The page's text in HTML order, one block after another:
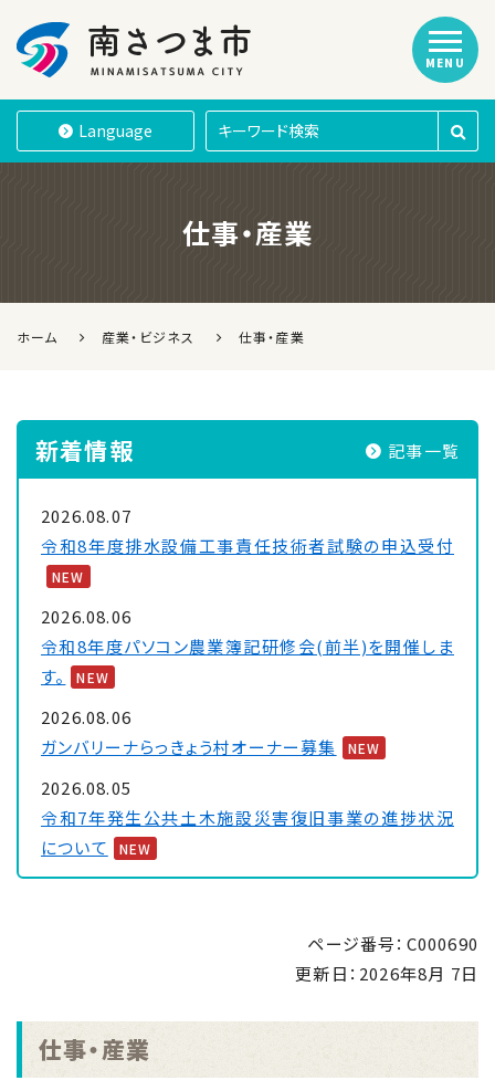
南さつま市
Language
MENU
仕事・産業
ホーム 産業・ビジネス 仕事・産業
新着情報 記事一覧
2026.08.07
令和8年度排水設備工事責任技術者試験の申込受付
NEW
2026.08.06
令和8年度パソコン農業簿記研修会(前半)を開催しま
す。
NEW
2026.08.06
ガンバリーナらっきょう村オーナー募集
NEW
2026.08.05
令和7年発生公共土木施設災害復旧事業の進捗状況
について
NEW
■条件付一般競争入札(総合評価方式) 8月24日入
(開)札分 NEW
2026.07.31
ページ番号：C000690
更新日： 2026年8月 7日
仕事・産業